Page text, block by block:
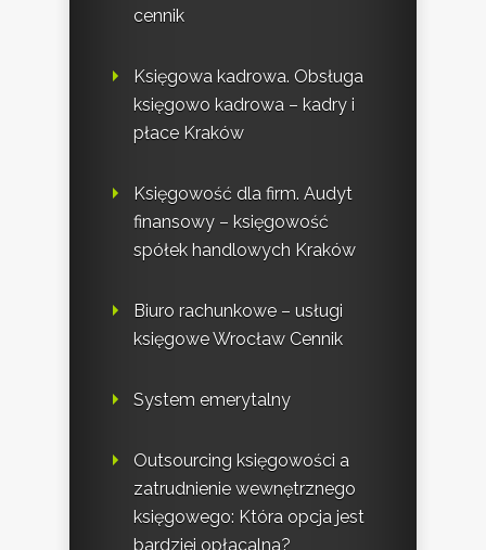
cennik
Księgowa kadrowa. Obsługa
księgowo kadrowa – kadry i
płace Kraków
Księgowość dla firm. Audyt
finansowy – księgowość
spółek handlowych Kraków
Biuro rachunkowe – usługi
księgowe Wrocław Cennik
System emerytalny
Outsourcing księgowości a
zatrudnienie wewnętrznego
księgowego: Która opcja jest
bardziej opłacalna?